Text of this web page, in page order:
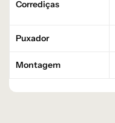
Corrediças
Puxador
Montagem